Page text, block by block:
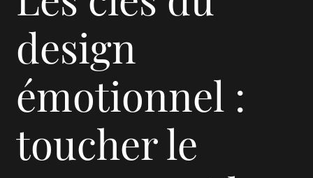
design
émotionnel :
toucher le